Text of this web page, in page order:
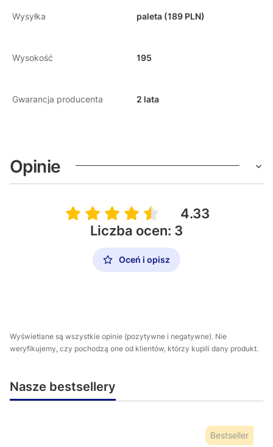
Wysyłka paleta (189 PLN)
Wysokość 195
Gwarancja producenta 2 lata
Opinie
4.33
Liczba ocen: 3
Oceń i opisz
Wyświetlane są wszystkie opinie (pozytywne i negatywne). Nie
weryfikujemy, czy pochodzą one od klientów, którzy kupili dany produkt.
Nasze bestsellery
Bestseller